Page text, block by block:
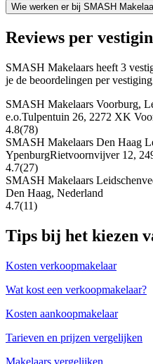
Wie werken er bij SMASH
Reviews per
SMASH Makelaars heeft 3
je de beoordelingen per
SMASH Makelaars Voorburg,
e.o.Tulpentuin 26, 2272 XK
4.8(78)
SMASH Makelaars Den Haag
YpenburgRietvoornvijver 12,
4.7(27)
SMASH Makelaars
Den Haag, Nederland
4.7(11)
Tips bij het kiezen
Kosten verkoopmakelaar
Wat kost een verkoopmakelaar?
Kosten aankoopmakelaar
Tarieven en prijzen vergelijken
Makelaars vergelijken